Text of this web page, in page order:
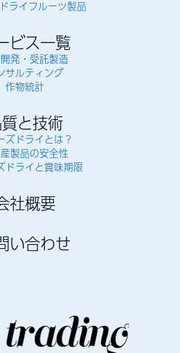
ドライフルーツ製品
ビス一覧
発・受託製造
サルティング
作物統計
と技術
ズドライとは？
製品の安全性
ドライと賞味期限
社概要
い合わせ